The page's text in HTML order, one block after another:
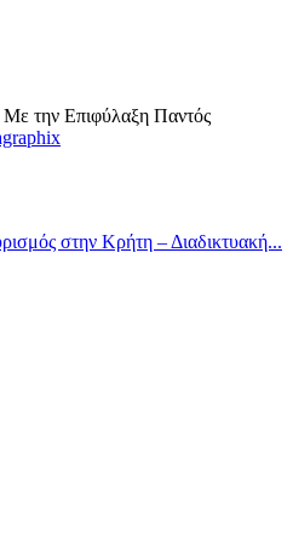
Με την Επιφύλαξη Παντός
στην Κρήτη – Διαδικτυακή...